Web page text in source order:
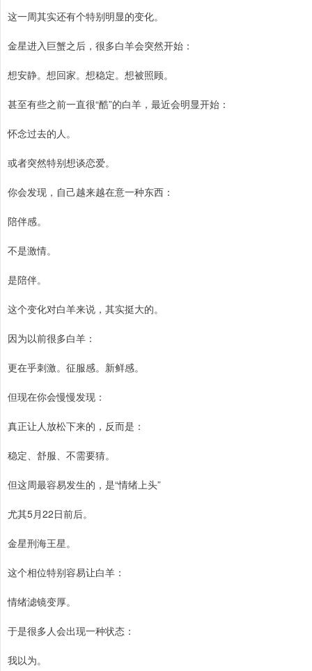
这一周其实还有个特别明显的变化。
金星进入巨蟹之后，很多白羊会突然开始：
想安静。想回家。想稳定。想被照顾。
甚至有些之前一直很“酷”的白羊，最近会明显开始：
怀念过去的人。
或者突然特别想谈恋爱。
你会发现，自己越来越在意一种东西：
陪伴感。
不是激情。
是陪伴。
这个变化对白羊来说，其实挺大的。
因为以前很多白羊：
更在乎刺激。征服感。新鲜感。
但现在你会慢慢发现：
真正让人放松下来的，反而是：
稳定、舒服、不需要猜。
但这周最容易发生的，是“情绪上头”
尤其5月22日前后。
金星刑海王星。
这个相位特别容易让白羊：
情绪滤镜变厚。
于是很多人会出现一种状态：
我以为。